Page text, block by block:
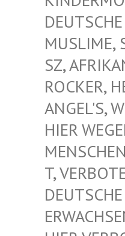
EUTSCHE
USLIME,
Z,
OCKER,
NGEL'S,
IER WEGEN
,
EUTSCHE E